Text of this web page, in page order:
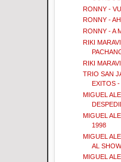
RONNY -
RONNY -
RONNY - A
RIKI
RIKI
TRIO SAN
EXITOS
MIGUEL
MIGUEL
1998
MIGUEL
AL
MIGUEL